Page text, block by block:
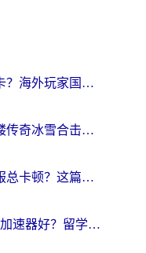
巴西怎么玩升级80分不卡？海外玩家国服游戏加速器终极指南（附避坑技巧）
海外玩《龙之觉醒：骷髅传奇冰雪合击》延迟高？这篇指南帮你解决卡顿烦恼！
海外玩《我的世界》国服总卡顿？这篇我的世界游戏加速器指南帮你解决所有问题
在欧洲打300英雄用什么加速器好？留学生亲测有效的解决方案来了